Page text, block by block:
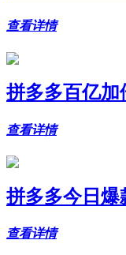
查看详情
拼多多百亿加
查看详情
拼多多今日爆
查看详情